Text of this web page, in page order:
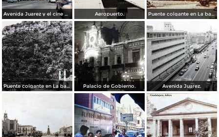
Avenida Juarez y el cine Variedades Guadalajara, Jalisco 1961 Aeropuerto. Puente colgante en La barranca de Oblatos.
Puente colgante en La barranca de Oblatos. Palacio de Gobierno. Avenida Juarez.